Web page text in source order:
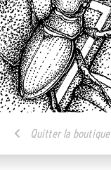
Quitter la boutique